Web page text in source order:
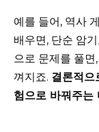
예를 들어, 역사
배우면, 단순 암
으로 문제를 풀
껴지죠. 결론적으
험으로 바꿔주는